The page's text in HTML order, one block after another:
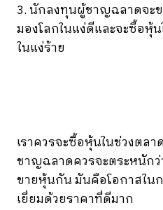
3. นักลงทุนผู้ชาญฉลาดจะ
มองโลกในแง่ดีและจะซื้อหุ้
ในแง่ร้าย
เราควรจะซื้อหุ้นในช่วงตล
ชาญฉลาดควรจะตระหนักว่
ขายหุ้นกัน มันคือโอกาสใน
เยี่ยมด้วยราคาที่ดีมาก